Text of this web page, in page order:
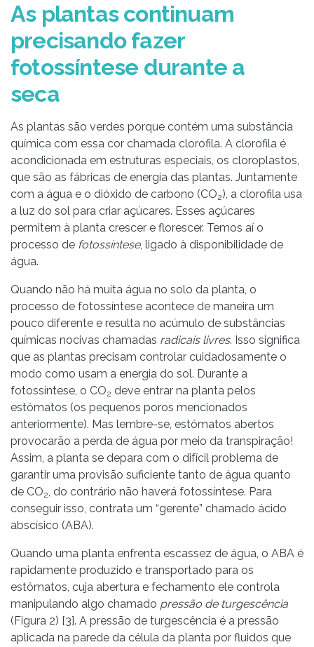
As plantas continuam
precisando fazer
fotossíntese durante a
seca
As plantas são verdes porque contém uma substância
química com essa cor chamada clorofila. A clorofila é
acondicionada em estruturas especiais, os cloroplastos,
que são as fábricas de energia das plantas. Juntamente
com a água e o dióxido de carbono (CO2), a clorofila usa
a luz do sol para criar açúcares. Esses açúcares
permitem à planta crescer e florescer. Temos aí o
processo de fotossíntese, ligado à disponibilidade de
água.
Quando não há muita água no solo da planta, o
processo de fotossíntese acontece de maneira um
pouco diferente e resulta no acúmulo de substâncias
químicas nocivas chamadas radicais livres. Isso significa
que as plantas precisam controlar cuidadosamente o
modo como usam a energia do sol. Durante a
fotossíntese, o CO2 deve entrar na planta pelos
estômatos (os pequenos poros mencionados
anteriormente). Mas lembre-se, estômatos abertos
provocarão a perda de água por meio da transpiração!
Assim, a planta se depara com o difícil problema de
garantir uma provisão suficiente tanto de água quanto
de CO2, do contrário não haverá fotossíntese. Para
conseguir isso, contrata um “gerente” chamado ácido
abscísico (ABA).
Quando uma planta enfrenta escassez de água, o ABA é
rapidamente produzido e transportado para os
estômatos, cuja abertura e fechamento ele controla
manipulando algo chamado pressão de turgescência
(Figura 2) [3]. A pressão de turgescência é a pressão
aplicada na parede da célula da planta por fluidos que